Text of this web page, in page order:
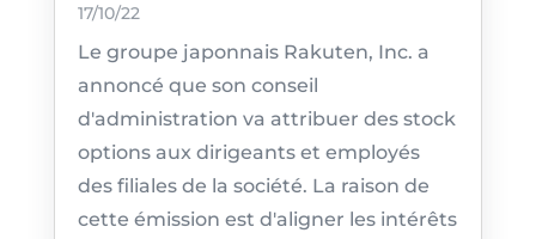
17/10/22
Le groupe japonnais Rakuten, Inc. a
annoncé que son conseil
d'administration va attribuer des stock
options aux dirigeants et employés
des filiales de la société. La raison de
cette émission est d'aligner les intérêts